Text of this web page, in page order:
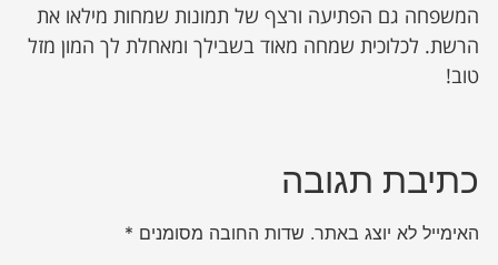
המשפחה גם הפתיעה ורצף של תמונות שמחות מילאו את
הרשת. לכלוכית שמחה מאוד בשבילך ומאחלת לך המון מזל
טוב!
כתיבת תגובה
האימייל לא יוצג באתר. שדות החובה מסומנים *